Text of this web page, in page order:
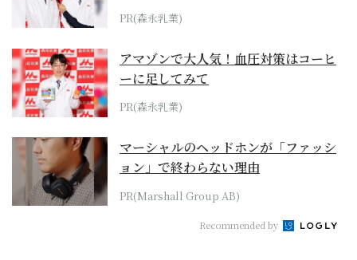
PR(森永乳業)
アマゾンで大人気！血圧対策はコーヒ
ーに足してみて
PR(森永乳業)
マーシャルのヘッドホンが「ファッシ
ョン」で終わらない理由
PR(Marshall Group AB)
Recommended by